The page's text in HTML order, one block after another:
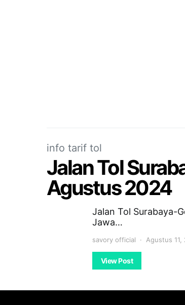
info tarif tol
Jalan Tol
Agustus 2024
Jalan Tol Surabaya-
Jawa…
savory official Agustus 11,
View Post